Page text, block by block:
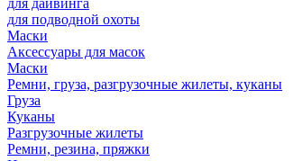
для дайвинга
для подводной охоты
Маски
Аксессуары для масок
Маски
Ремни, груза, разгрузочные жилеты, куканы
Груза
Куканы
Разгрузочные жилеты
Ремни, резина, пряжки